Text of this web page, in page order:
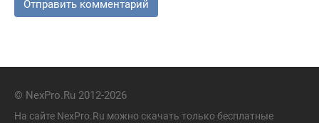
© NexPro.Ru 2012-2026
На сайте NexPro.Ru можно скачать только бесплатные